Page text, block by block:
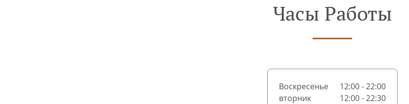
Часы Работы
Воскресенье
12:00 - 22:00
вторник
12:00 - 22:30